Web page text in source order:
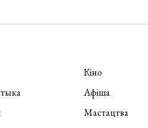
Кіно
Афіша
Мастацтва